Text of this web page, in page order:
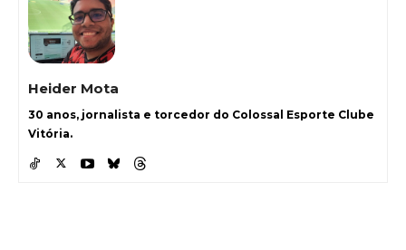
Heider Mota
30 anos, jornalista e torcedor do Colossal Esporte Clube
Vitória.